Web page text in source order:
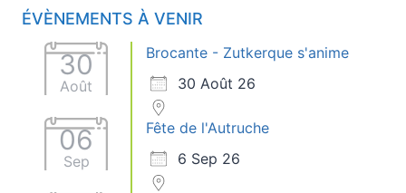
ÉVÈNEMENTS À VENIR
30
Août
Brocante - Zutkerque s'anime
30 Août 26
06
Sep
Fête de l'Autruche
6 Sep 26